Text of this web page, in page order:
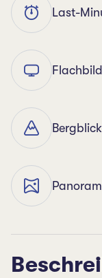
Last-
Bergblick